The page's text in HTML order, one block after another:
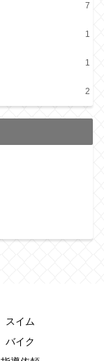
7
1
1
2
スイム
バイク